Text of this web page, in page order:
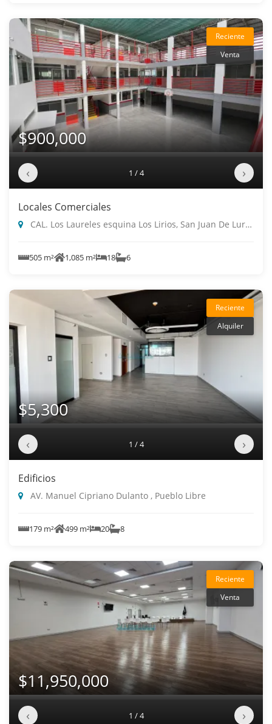
Reciente
Venta
$900,000
‹ 1 / 4 ›
Locales Comerciales
CAL. Los Laureles esquina Los Lirios, San Juan De Lurigancho
505 m² 1,085 m² 18 6
Reciente
Alquiler
$5,300
‹ 1 / 4 ›
Edificios
AV. Manuel Cipriano Dulanto , Pueblo Libre
179 m² 499 m² 20 8
Reciente
Venta
$11,950,000
‹ 1 / 4 ›